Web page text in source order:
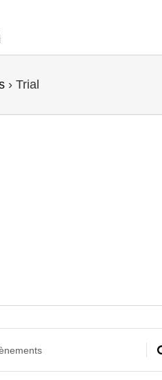
› Trial